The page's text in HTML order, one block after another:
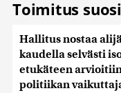
Toimitus
Hallitus nostaa
kaudella selvästi
etukäteen
politiikan